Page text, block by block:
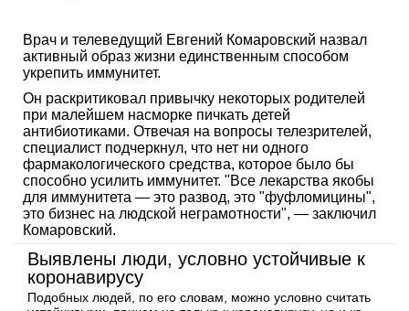
Врач и телеведущий Евгений Комаровский назвал
активный образ жизни единственным способом
укрепить иммунитет.
Он раскритиковал привычку некоторых родителей
при малейшем насморке пичкать детей
антибиотиками. Отвечая на вопросы телезрителей,
специалист подчеркнул, что нет ни одного
фармакологического средства, которое было бы
способно усилить иммунитет. "Все лекарства якобы
для иммунитета — это развод, это "фуфломицины",
это бизнес на людской неграмотности", — заключил
Комаровский.
Выявлены люди, условно устойчивые к
коронавирусу
Подобных людей, по его словам, можно условно считать